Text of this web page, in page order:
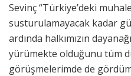
Sevinç “Türkiye’deki
susturulamayacak kadar
ardında halkımızın
yürümekte olduğunu tüm
görüşmelerimde de